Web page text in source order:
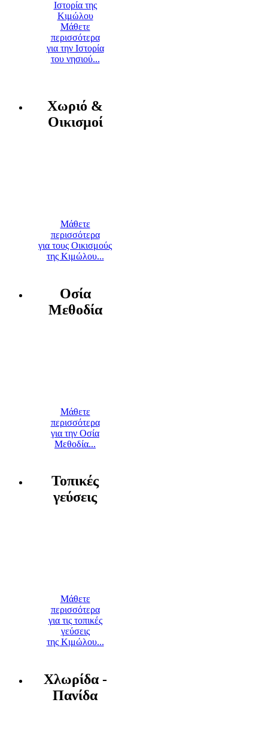
Μάθετε
περισσότερα
για την Ιστορία
του νησιού...
Χωριό &
Οικισμοί
Μάθετε
περισσότερα
για τους Οικισμούς
της Κιμώλου...
Οσία
Μεθοδία
Μάθετε
περισσότερα
για την Οσία
Μεθοδία...
Τοπικές
γεύσεις
Μάθετε
περισσότερα
για τις τοπικές
γεύσεις
της Κιμώλου...
Χλωρίδα -
Πανίδα